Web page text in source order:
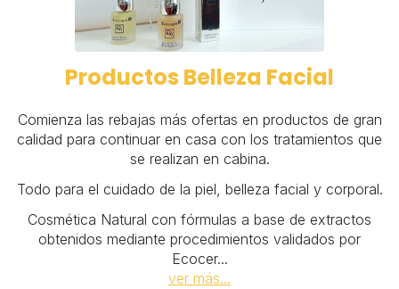
Productos Belleza Facial
Comienza las rebajas más ofertas en productos de gran
calidad para continuar en casa con los tratamientos que
se realizan en cabina.
Todo para el cuidado de la piel, belleza facial y corporal.
Cosmética Natural con fórmulas a base de extractos
obtenidos mediante procedimientos validados por
Ecocer...
ver más...